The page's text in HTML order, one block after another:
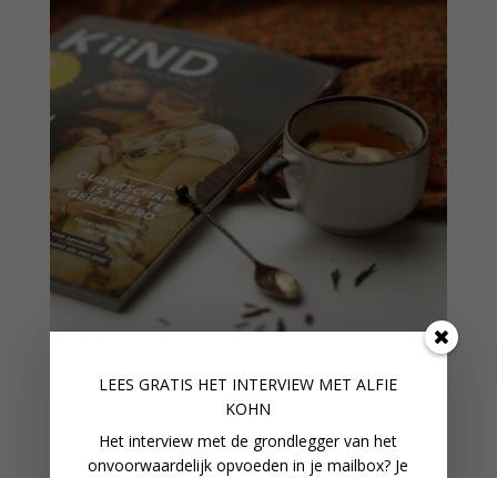
LEES GRATIS HET INTERVIEW MET ALFIE
KOHN
Het interview met de grondlegger van het
onvoorwaardelijk opvoeden in je mailbox? Je